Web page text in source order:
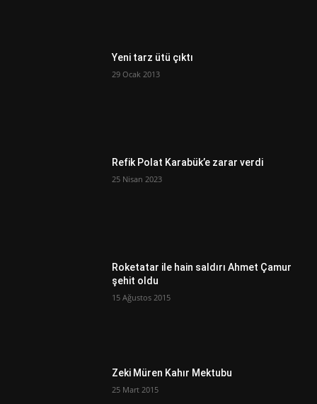
Yeni tarz ütü çıktı
29 Ocak 2013
Refik Polat Karabük’e zarar verdi
25 Nisan 2023
Roketatar ile hain saldırı Ahmet Çamur
şehit oldu
15 Ağustos 2015
Zeki Müren Kahır Mektubu
25 Mart 2015